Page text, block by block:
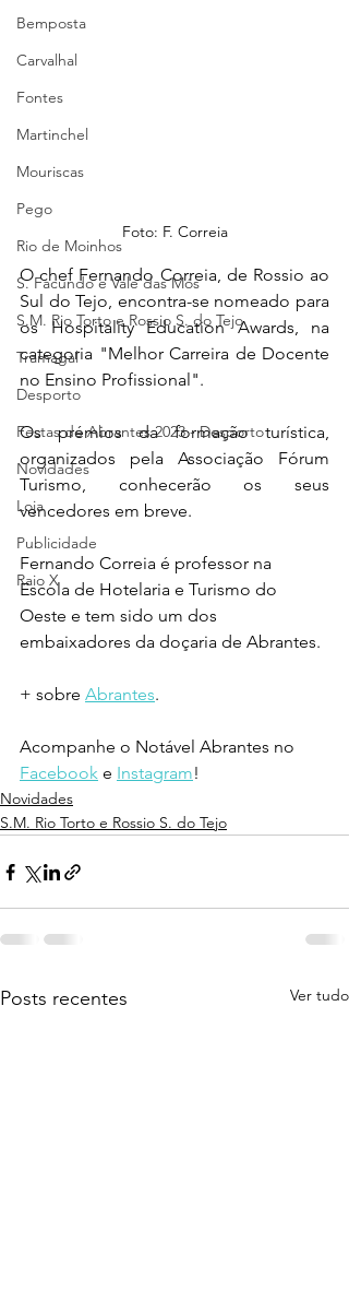
Bemposta
Carvalhal
Fontes
Martinchel
Mouriscas
Pego
Rio de Moinhos
S. Facundo e Vale das Mós
S.M. Rio Torto e Rossio S. do Tejo
Tramagal
Desporto
Festas de Abrantes 2023 - Desporto
Novidades
Loja
Publicidade
Raio X
Foto: F. Correia
O chef Fernando Correia, de Rossio ao
Sul do Tejo, encontra-se nomeado para
os Hospitality Education Awards, na
categoria "Melhor Carreira de Docente
no Ensino Profissional".
Os prémios da formação turística,
organizados pela Associação Fórum
Turismo, conhecerão os seus
vencedores em breve.
Fernando Correia é professor na
Escola de Hotelaria e Turismo do
Oeste e tem sido um dos
embaixadores da doçaria de Abrantes.
+ sobre Abrantes.
Acompanhe o Notável Abrantes no
Facebook e Instagram!
Novidades
S.M. Rio Torto e Rossio S. do Tejo
Posts recentes Ver tudo